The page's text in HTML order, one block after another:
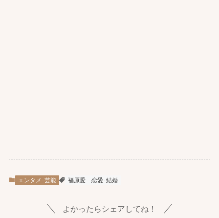
エンタメ･芸能 福原愛 恋愛･結婚
よかったらシェアしてね！